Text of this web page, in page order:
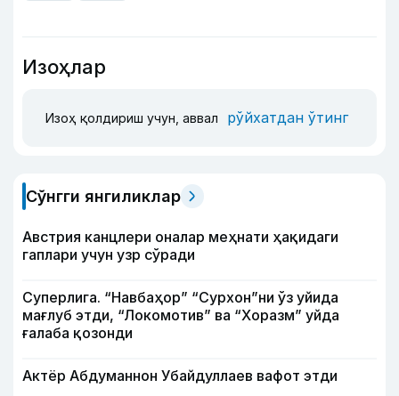
Изоҳлар
Изоҳ қолдириш учун, аввал рўйхатдан ўтинг
Сўнгги янгиликлар
Австрия канцлери оналар меҳнати ҳақидаги
гаплари учун узр сўради
Суперлига. “Навбаҳор” “Сурхон”ни ўз уйида
мағлуб этди, “Локомотив” ва “Хоразм” уйда
ғалаба қозонди
Актёр Абду­маннон Убайдуллаев вафот этди